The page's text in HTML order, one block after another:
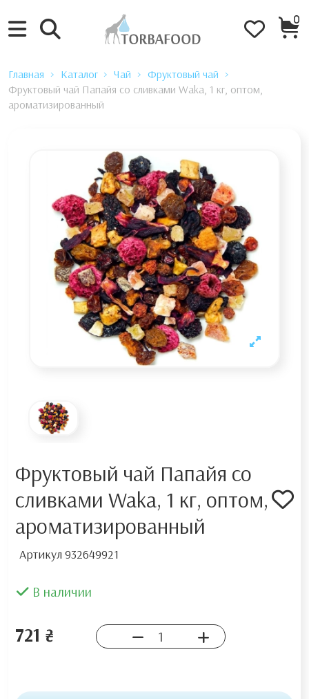
0
Главная Каталог Чай
Фруктовый чай
Фруктовый чай Папайя со сливками Waka, 1 кг, оптом,
ароматизированный
Фруктовый чай Папайя со
сливками Waka, 1 кг, оптом,
ароматизированный
Артикул 932649921
В наличии
721 ₴